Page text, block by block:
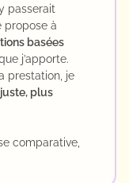
passerait
propose à
basées
j’apporte.
prestation, je
plus
comparative,